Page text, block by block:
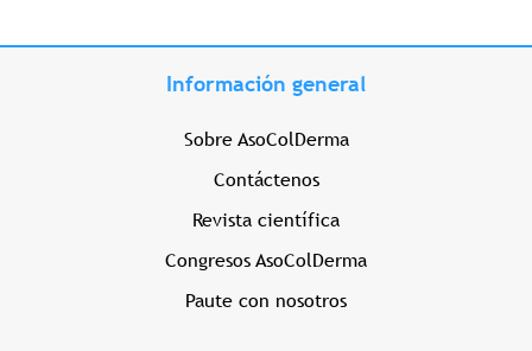
Información general
Sobre AsoColDerma
Contáctenos
Revista científica
Congresos AsoColDerma
Paute con nosotros